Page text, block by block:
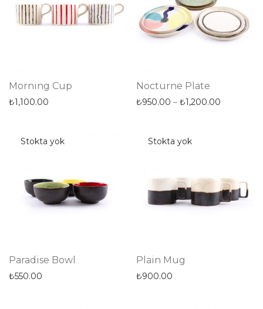
Morning Cup
₺1,100.00
Nocturne Plate
₺950.00 – ₺1,200.00
Paradise Bowl
₺550.00
Plain Mug
₺900.00